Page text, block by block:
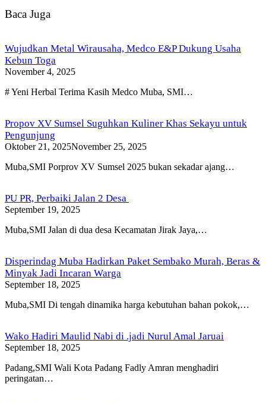
Baca Juga
Wujudkan Metal Wirausaha, Medco E&P Dukung Usaha
Kebun Toga
November 4, 2025
# Yeni Herbal Terima Kasih Medco Muba, SMI…
Propov XV Sumsel Suguhkan Kuliner Khas Sekayu untuk
Pengunjung
Oktober 21, 2025November 25, 2025
Muba,SMI Porprov XV Sumsel 2025 bukan sekadar ajang…
PU PR, Perbaiki Jalan 2 Desa
September 19, 2025
Muba,SMI Jalan di dua desa Kecamatan Jirak Jaya,…
Disperindag Muba Hadirkan Paket Sembako Murah, Beras &
Minyak Jadi Incaran Warga
September 18, 2025
Muba,SMI Di tengah dinamika harga kebutuhan bahan pokok,…
Wako Hadiri Maulid Nabi di .jadi Nurul Amal Jaruai
September 18, 2025
Padang,SMI Wali Kota Padang Fadly Amran menghadiri
peringatan…